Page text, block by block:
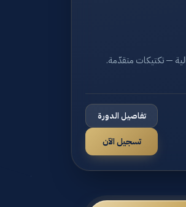
— تكتيكات متقدّمة.
تفاصيل الدورة
تسجيل الآن